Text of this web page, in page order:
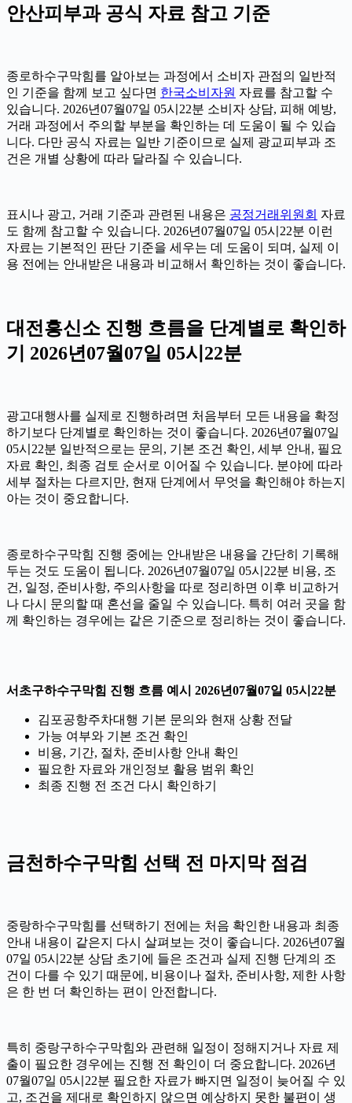
안산피부과 공식 자료 참고 기준
종로하수구막힘를 알아보는 과정에서 소비자 관점의 일반적
인 기준을 함께 보고 싶다면 한국소비자원 자료를 참고할 수
있습니다. 2026년07월07일 05시22분 소비자 상담, 피해 예방,
거래 과정에서 주의할 부분을 확인하는 데 도움이 될 수 있습
니다. 다만 공식 자료는 일반 기준이므로 실제 광교피부과 조
건은 개별 상황에 따라 달라질 수 있습니다.
표시나 광고, 거래 기준과 관련된 내용은 공정거래위원회 자료
도 함께 참고할 수 있습니다. 2026년07월07일 05시22분 이런
자료는 기본적인 판단 기준을 세우는 데 도움이 되며, 실제 이
용 전에는 안내받은 내용과 비교해서 확인하는 것이 좋습니다.
대전흥신소 진행 흐름을 단계별로 확인하
기 2026년07월07일 05시22분
광고대행사를 실제로 진행하려면 처음부터 모든 내용을 확정
하기보다 단계별로 확인하는 것이 좋습니다. 2026년07월07일
05시22분 일반적으로는 문의, 기본 조건 확인, 세부 안내, 필요
자료 확인, 최종 검토 순서로 이어질 수 있습니다. 분야에 따라
세부 절차는 다르지만, 현재 단계에서 무엇을 확인해야 하는지
아는 것이 중요합니다.
종로하수구막힘 진행 중에는 안내받은 내용을 간단히 기록해
두는 것도 도움이 됩니다. 2026년07월07일 05시22분 비용, 조
건, 일정, 준비사항, 주의사항을 따로 정리하면 이후 비교하거
나 다시 문의할 때 혼선을 줄일 수 있습니다. 특히 여러 곳을 함
께 확인하는 경우에는 같은 기준으로 정리하는 것이 좋습니다.
서초구하수구막힘 진행 흐름 예시 2026년07월07일 05시22분
김포공항주차대행 기본 문의와 현재 상황 전달
가능 여부와 기본 조건 확인
비용, 기간, 절차, 준비사항 안내 확인
필요한 자료와 개인정보 활용 범위 확인
최종 진행 전 조건 다시 확인하기
금천하수구막힘 선택 전 마지막 점검
중랑하수구막힘를 선택하기 전에는 처음 확인한 내용과 최종
안내 내용이 같은지 다시 살펴보는 것이 좋습니다. 2026년07월
07일 05시22분 상담 초기에 들은 조건과 실제 진행 단계의 조
건이 다를 수 있기 때문에, 비용이나 절차, 준비사항, 제한 사항
은 한 번 더 확인하는 편이 안전합니다.
특히 중랑구하수구막힘와 관련해 일정이 정해지거나 자료 제
출이 필요한 경우에는 진행 전 확인이 더 중요합니다. 2026년
07월07일 05시22분 필요한 자료가 빠지면 일정이 늦어질 수 있
고, 조건을 제대로 확인하지 않으면 예상하지 못한 불편이 생